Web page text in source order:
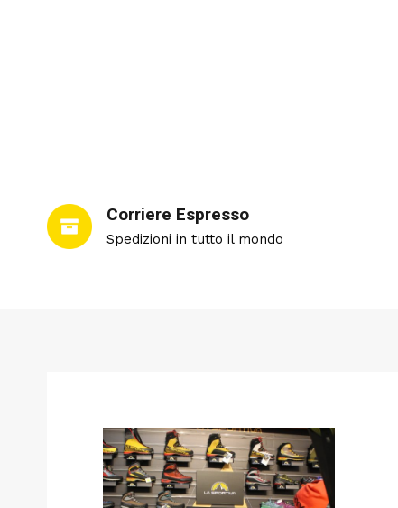
Corriere Espresso
Spedizioni in tutto il mondo